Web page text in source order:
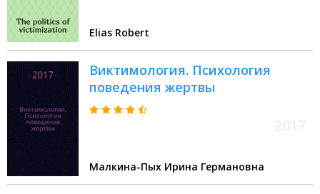
Elias Robert
Виктимология. Психология
поведения жертвы
Малкина-Пых Ирина Германовна